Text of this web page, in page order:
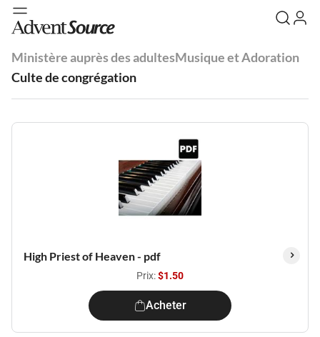
Ministère auprès des adultesMusique et Adoration
Culte de congrégation
High Priest of Heaven - pdf
Prix:$1.50
Acheter